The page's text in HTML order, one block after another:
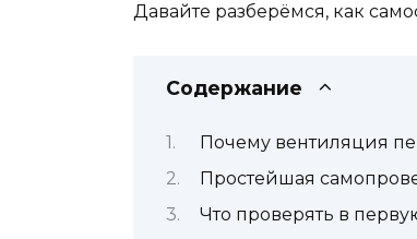
Давайте разберёмся, как
Содержание
Почему вентиляция
Простейшая
Что проверять в